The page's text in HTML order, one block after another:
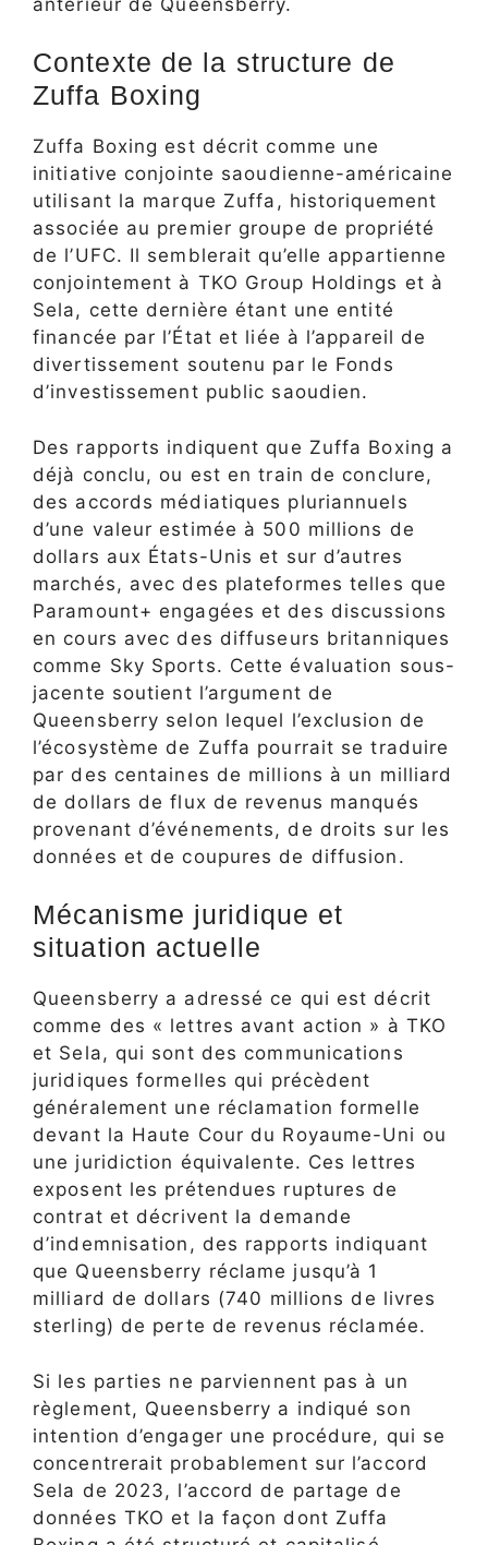
Contexte de la structure de
Zuffa Boxing
Zuffa Boxing est décrit comme une
initiative conjointe saoudienne-américaine
utilisant la marque Zuffa, historiquement
associée au premier groupe de propriété
de l’UFC. Il semblerait qu’elle appartienne
conjointement à TKO Group Holdings et à
Sela, cette dernière étant une entité
financée par l’État et liée à l’appareil de
divertissement soutenu par le Fonds
d’investissement public saoudien.
Des rapports indiquent que Zuffa Boxing a
déjà conclu, ou est en train de conclure,
des accords médiatiques pluriannuels
d’une valeur estimée à 500 millions de
dollars aux États-Unis et sur d’autres
marchés, avec des plateformes telles que
Paramount+ engagées et des discussions
en cours avec des diffuseurs britanniques
comme Sky Sports. Cette évaluation sous-
jacente soutient l’argument de
Queensberry selon lequel l’exclusion de
l’écosystème de Zuffa pourrait se traduire
par des centaines de millions à un milliard
de dollars de flux de revenus manqués
provenant d’événements, de droits sur les
données et de coupures de diffusion.
Mécanisme juridique et
situation actuelle
Queensberry a adressé ce qui est décrit
comme des « lettres avant action » à TKO
et Sela, qui sont des communications
juridiques formelles qui précèdent
généralement une réclamation formelle
devant la Haute Cour du Royaume-Uni ou
une juridiction équivalente. Ces lettres
exposent les prétendues ruptures de
contrat et décrivent la demande
d’indemnisation, des rapports indiquant
que Queensberry réclame jusqu’à 1
milliard de dollars (740 millions de livres
sterling) de perte de revenus réclamée.
Si les parties ne parviennent pas à un
règlement, Queensberry a indiqué son
intention d’engager une procédure, qui se
concentrerait probablement sur l’accord
Sela de 2023, l’accord de partage de
données TKO et la façon dont Zuffa